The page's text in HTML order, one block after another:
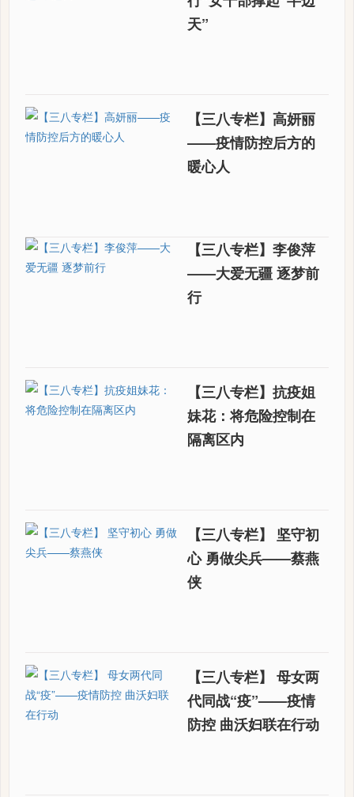
天”
【三八专栏】高妍丽
——疫情防控后方的
暖心人​
【三八专栏】李俊萍
——大爱无疆 逐梦前
行
【三八专栏】抗疫姐
妹花：将危险控制在
隔离区内
【三八专栏】 坚守初
心 勇做尖兵——蔡燕
侠
【三八专栏】 母女两
代同战“疫”——疫情
防控 曲沃妇联在行动